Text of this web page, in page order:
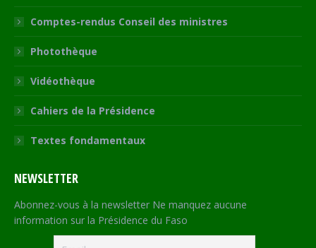
Comptes-rendus Conseil des ministres
Photothèque
Vidéothèque
Cahiers de la Présidence
Textes fondamentaux
NEWSLETTER
Abonnez-vous à la newsletter Ne manquez aucune
information sur la Présidence du Faso